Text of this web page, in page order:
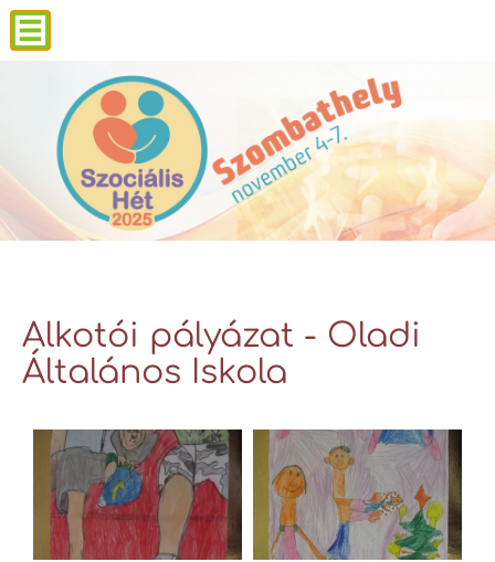
Alkotói pályázat - Oladi
Általános Iskola